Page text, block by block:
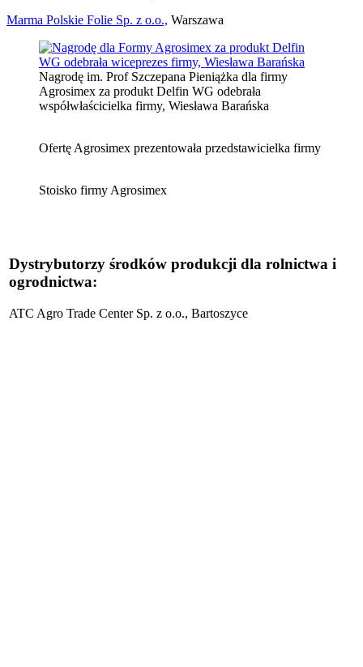
Marma Polskie Folie Sp. z o.o., Warszawa
Nagrodę im. Prof Szczepana Pieniążka dla firmy
Agrosimex za produkt Delfin WG odebrała
współwłaścicielka firmy, Wiesława Barańska
Ofertę Agrosimex prezentowała przedstawicielka firmy
Stoisko firmy Agrosimex
Dystrybutorzy środków produkcji dla rolnictwa i
ogrodnictwa:
ATC Agro Trade Center Sp. z o.o., Bartoszyce